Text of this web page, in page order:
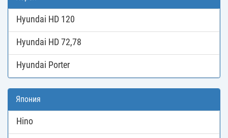
Hyundai HD 120
Hyundai HD 72,78
Hyundai Porter
Япония
Hino